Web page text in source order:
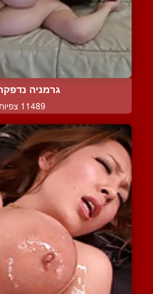
גרמניה
11489 צפיות